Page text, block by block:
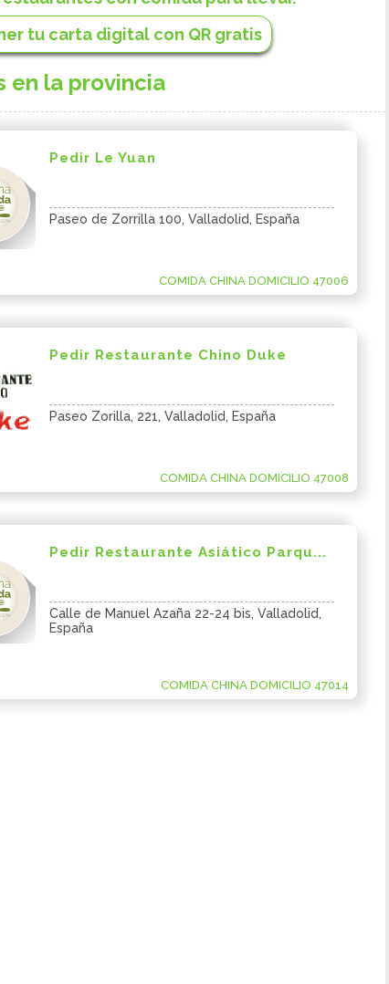
tu carta digital con QR gratis
en la provincia
Pedir Le Yuan
Paseo de Zorrilla 100, Valladolid, España
COMIDA CHINA DOMICILIO 47006
Pedir Restaurante Chino Duke
Paseo Zorilla, 221, Valladolid, España
COMIDA CHINA DOMICILIO 47008
Pedir Restaurante Asiático Parqu...
Calle de Manuel Azaña 22-24 bis, Valladolid,
España
COMIDA CHINA DOMICILIO 47014